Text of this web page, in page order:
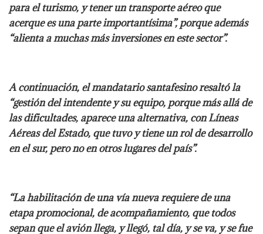
para el turismo, y tener un transporte aéreo que
acerque es una parte importantísima”, porque además
“alienta a muchas más inversiones en este sector”.
A continuación, el mandatario santafesino resaltó la
“gestión del intendente y su equipo, porque más allá de
las dificultades, aparece una alternativa, con Líneas
Aéreas del Estado, que tuvo y tiene un rol de desarrollo
en el sur, pero no en otros lugares del país”.
“La habilitación de una vía nueva requiere de una
etapa promocional, de acompañamiento, que todos
sepan que el avión llega, y llegó, tal día, y se va, y se fue